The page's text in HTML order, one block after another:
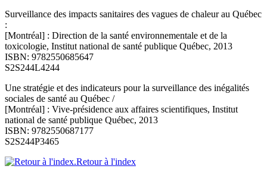
Surveillance des impacts sanitaires des vagues de chaleur au Québec
:
[Montréal] : Direction de la santé environnementale et de la
toxicologie, Institut national de santé publique Québec, 2013
ISBN: 9782550685647
S2S244L4244
Une stratégie et des indicateurs pour la surveillance des inégalités
sociales de santé au Québec /
[Montréal] : Vive-présidence aux affaires scientifiques, Institut
national de santé publique Québec, 2013
ISBN: 9782550687177
S2S244P3465
Retour à l'index